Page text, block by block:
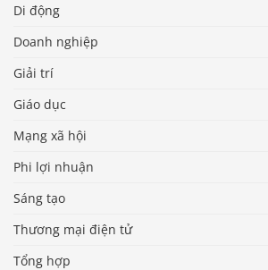
Di động
Doanh nghiệp
Giải trí
Giáo dục
Mạng xã hội
Phi lợi nhuận
Sáng tạo
Thương mại điện tử
Tổng hợp